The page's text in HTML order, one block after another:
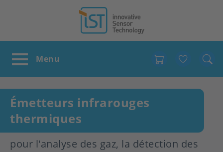
Émetteurs infrarouges
thermiques
pour l'analyse des gaz, la détection des